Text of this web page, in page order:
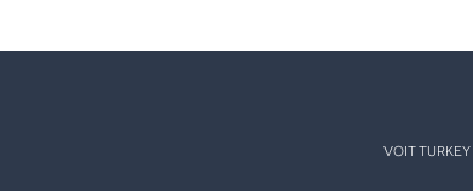
VOIT TURKEY